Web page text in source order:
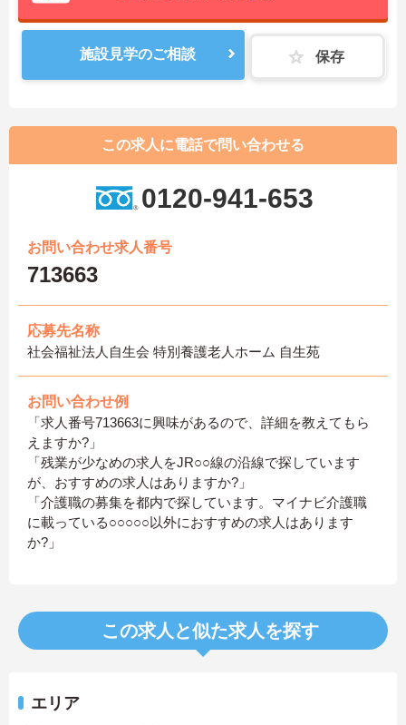
施設見学のご相談 保存
この求人に電話で問い合わせる
0120-941-653
お問い合わせ求人番号
713663
応募先名称
社会福祉法人自生会 特別養護老人ホーム 自生苑
お問い合わせ例
「求人番号713663に興味があるので、詳細を教えてもら
えますか?」
「残業が少なめの求人をJR○○線の沿線で探しています
が、おすすめの求人はありますか?」
「介護職の募集を都内で探しています。マイナビ介護職
に載っている○○○○○以外におすすめの求人はあります
か?」
この求人と似た求人を探す
エリア